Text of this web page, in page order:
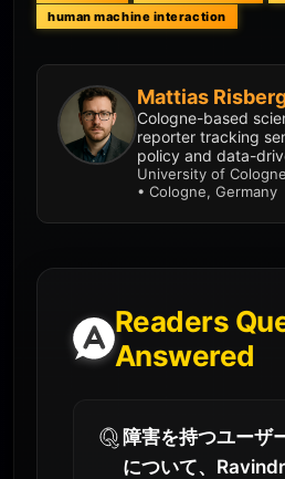
human machine interaction
Mattias
Cologne-based
reporter tracking
policy and data-
University of
• Cologne, Germany
Readers
Answered
障害を持つユーザ
について、